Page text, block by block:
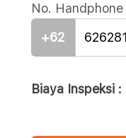
No. Handphone
+62
Biaya Inspeksi :